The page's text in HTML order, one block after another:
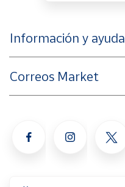
Información y ayuda
Correos Market